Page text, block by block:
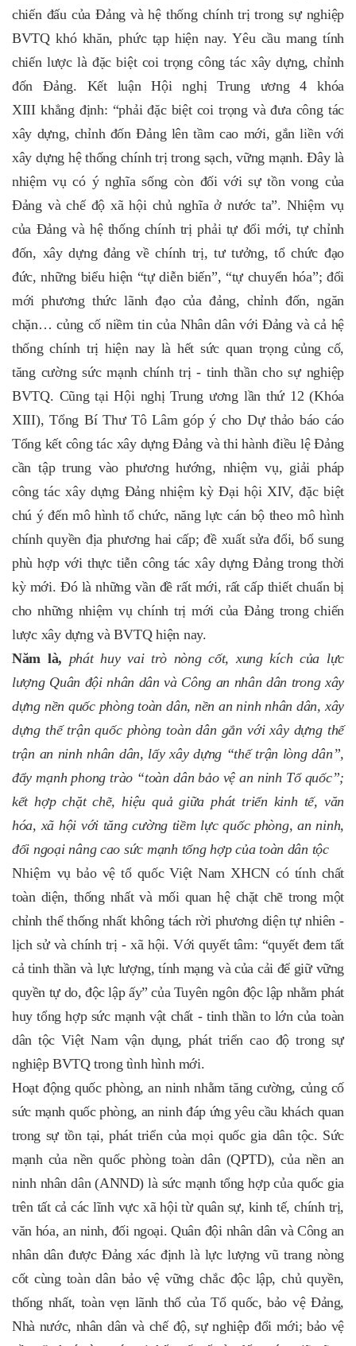
chiến đấu của Đảng và hệ thống chính trị trong sự nghiệp
BVTQ khó khăn, phức tạp hiện nay. Yêu cầu mang tính
chiến lược là đặc biệt coi trọng công tác xây dựng, chỉnh
đốn Đảng. Kết luận Hội nghị Trung ương 4 khóa
XIII khẳng định: “phải đặc biệt coi trọng và đưa công tác
xây dựng, chỉnh đốn Đảng lên tầm cao mới, gắn liền với
xây dựng hệ thống chính trị trong sạch, vững mạnh. Đây là
nhiệm vụ có ý nghĩa sống còn đối với sự tồn vong của
Đảng và chế độ xã hội chủ nghĩa ở nước ta”. Nhiệm vụ
của Đảng và hệ thống chính trị phải tự đổi mới, tự chỉnh
đốn, xây dựng đảng về chính trị, tư tưởng, tổ chức đạo
đức, những biểu hiện “tự diễn biến”, “tự chuyển hóa”; đổi
mới phương thức lãnh đạo của đảng, chỉnh đốn, ngăn
chặn… củng cố niềm tin của Nhân dân với Đảng và cả hệ
thống chính trị hiện nay là hết sức quan trọng củng cố,
tăng cường sức mạnh chính trị - tinh thần cho sự nghiệp
BVTQ. Cũng tại Hội nghị Trung ương lần thứ 12 (Khóa
XIII), Tổng Bí Thư Tô Lâm góp ý cho Dự thảo báo cáo
Tổng kết công tác xây dựng Đảng và thi hành điều lệ Đảng
cần tập trung vào phương hướng, nhiệm vụ, giải pháp
công tác xây dựng Đảng nhiệm kỳ Đại hội XIV, đặc biệt
chú ý đến mô hình tổ chức, năng lực cán bộ theo mô hình
chính quyền địa phương hai cấp; đề xuất sửa đổi, bổ sung
phù hợp với thực tiễn công tác xây dựng Đảng trong thời
kỳ mới. Đó là những vần đề rất mới, rất cấp thiết chuẩn bị
cho những nhiệm vụ chính trị mới của Đảng trong chiến
lược xây dựng và BVTQ hiện nay.
Năm là, phát huy vai trò nòng cốt, xung kích của lực
lượng Quân đội nhân dân và Công an nhân dân trong xây
dựng nền quốc phòng toàn dân, nền an ninh nhân dân, xây
dựng thế trận quốc phòng toàn dân gắn với xây dựng thế
trận an ninh nhân dân, lấy xây dựng “thế trận lòng dân”,
đẩy mạnh phong trào “toàn dân bảo vệ an ninh Tổ quốc”;
kết hợp chặt chẽ, hiệu quảgiữa phát triển kinh tế, văn
hóa, xã hội với tăng cường tiềm lực quốc phòng, an ninh,
đối ngoại nâng cao sức mạnh tổng hợp của toàn dân tộc
Nhiệm vụ bảo vệ tổ quốc Việt Nam XHCN có tính chất
toàn diện, thống nhất và mối quan hệ chặt chẽ trong một
chỉnh thể thống nhất không tách rời phương diện tự nhiên -
lịch sử và chính trị - xã hội. Với quyết tâm: “quyết đem tất
cả tinh thần và lực lượng, tính mạng và của cải để giữ vững
quyền tự do, độc lập ấy” của Tuyên ngôn độc lập nhằm phát
huy tổng hợp sức mạnh vật chất - tinh thần to lớn của toàn
dân tộc Việt Nam vận dụng, phát triển cao độ trong sự
nghiệp BVTQ trong tình hình mới.
Hoạt động quốc phòng, an ninh nhằm tăng cường, củng cố
sức mạnh quốc phòng, an ninh đáp ứng yêu cầu khách quan
trong sự tồn tại, phát triển của mọi quốc gia dân tộc. Sức
mạnh của nền quốc phòng toàn dân (QPTD), của nền an
ninh nhân dân (ANND) là sức mạnh tổng hợp của quốc gia
trên tất cả các lĩnh vực xã hội từ quân sự, kinh tế, chính trị,
văn hóa, an ninh, đối ngoại. Quân đội nhân dân và Công an
nhân dân được Đảng xác định là lực lượng vũ trang nòng
cốt cùng toàn dân bảo vệ vững chắc độc lập, chủ quyền,
thống nhất, toàn vẹn lãnh thổ của Tổ quốc, bảo vệ Đảng,
Nhà nước, nhân dân và chế độ, sự nghiệp đổi mới; bảo vệ